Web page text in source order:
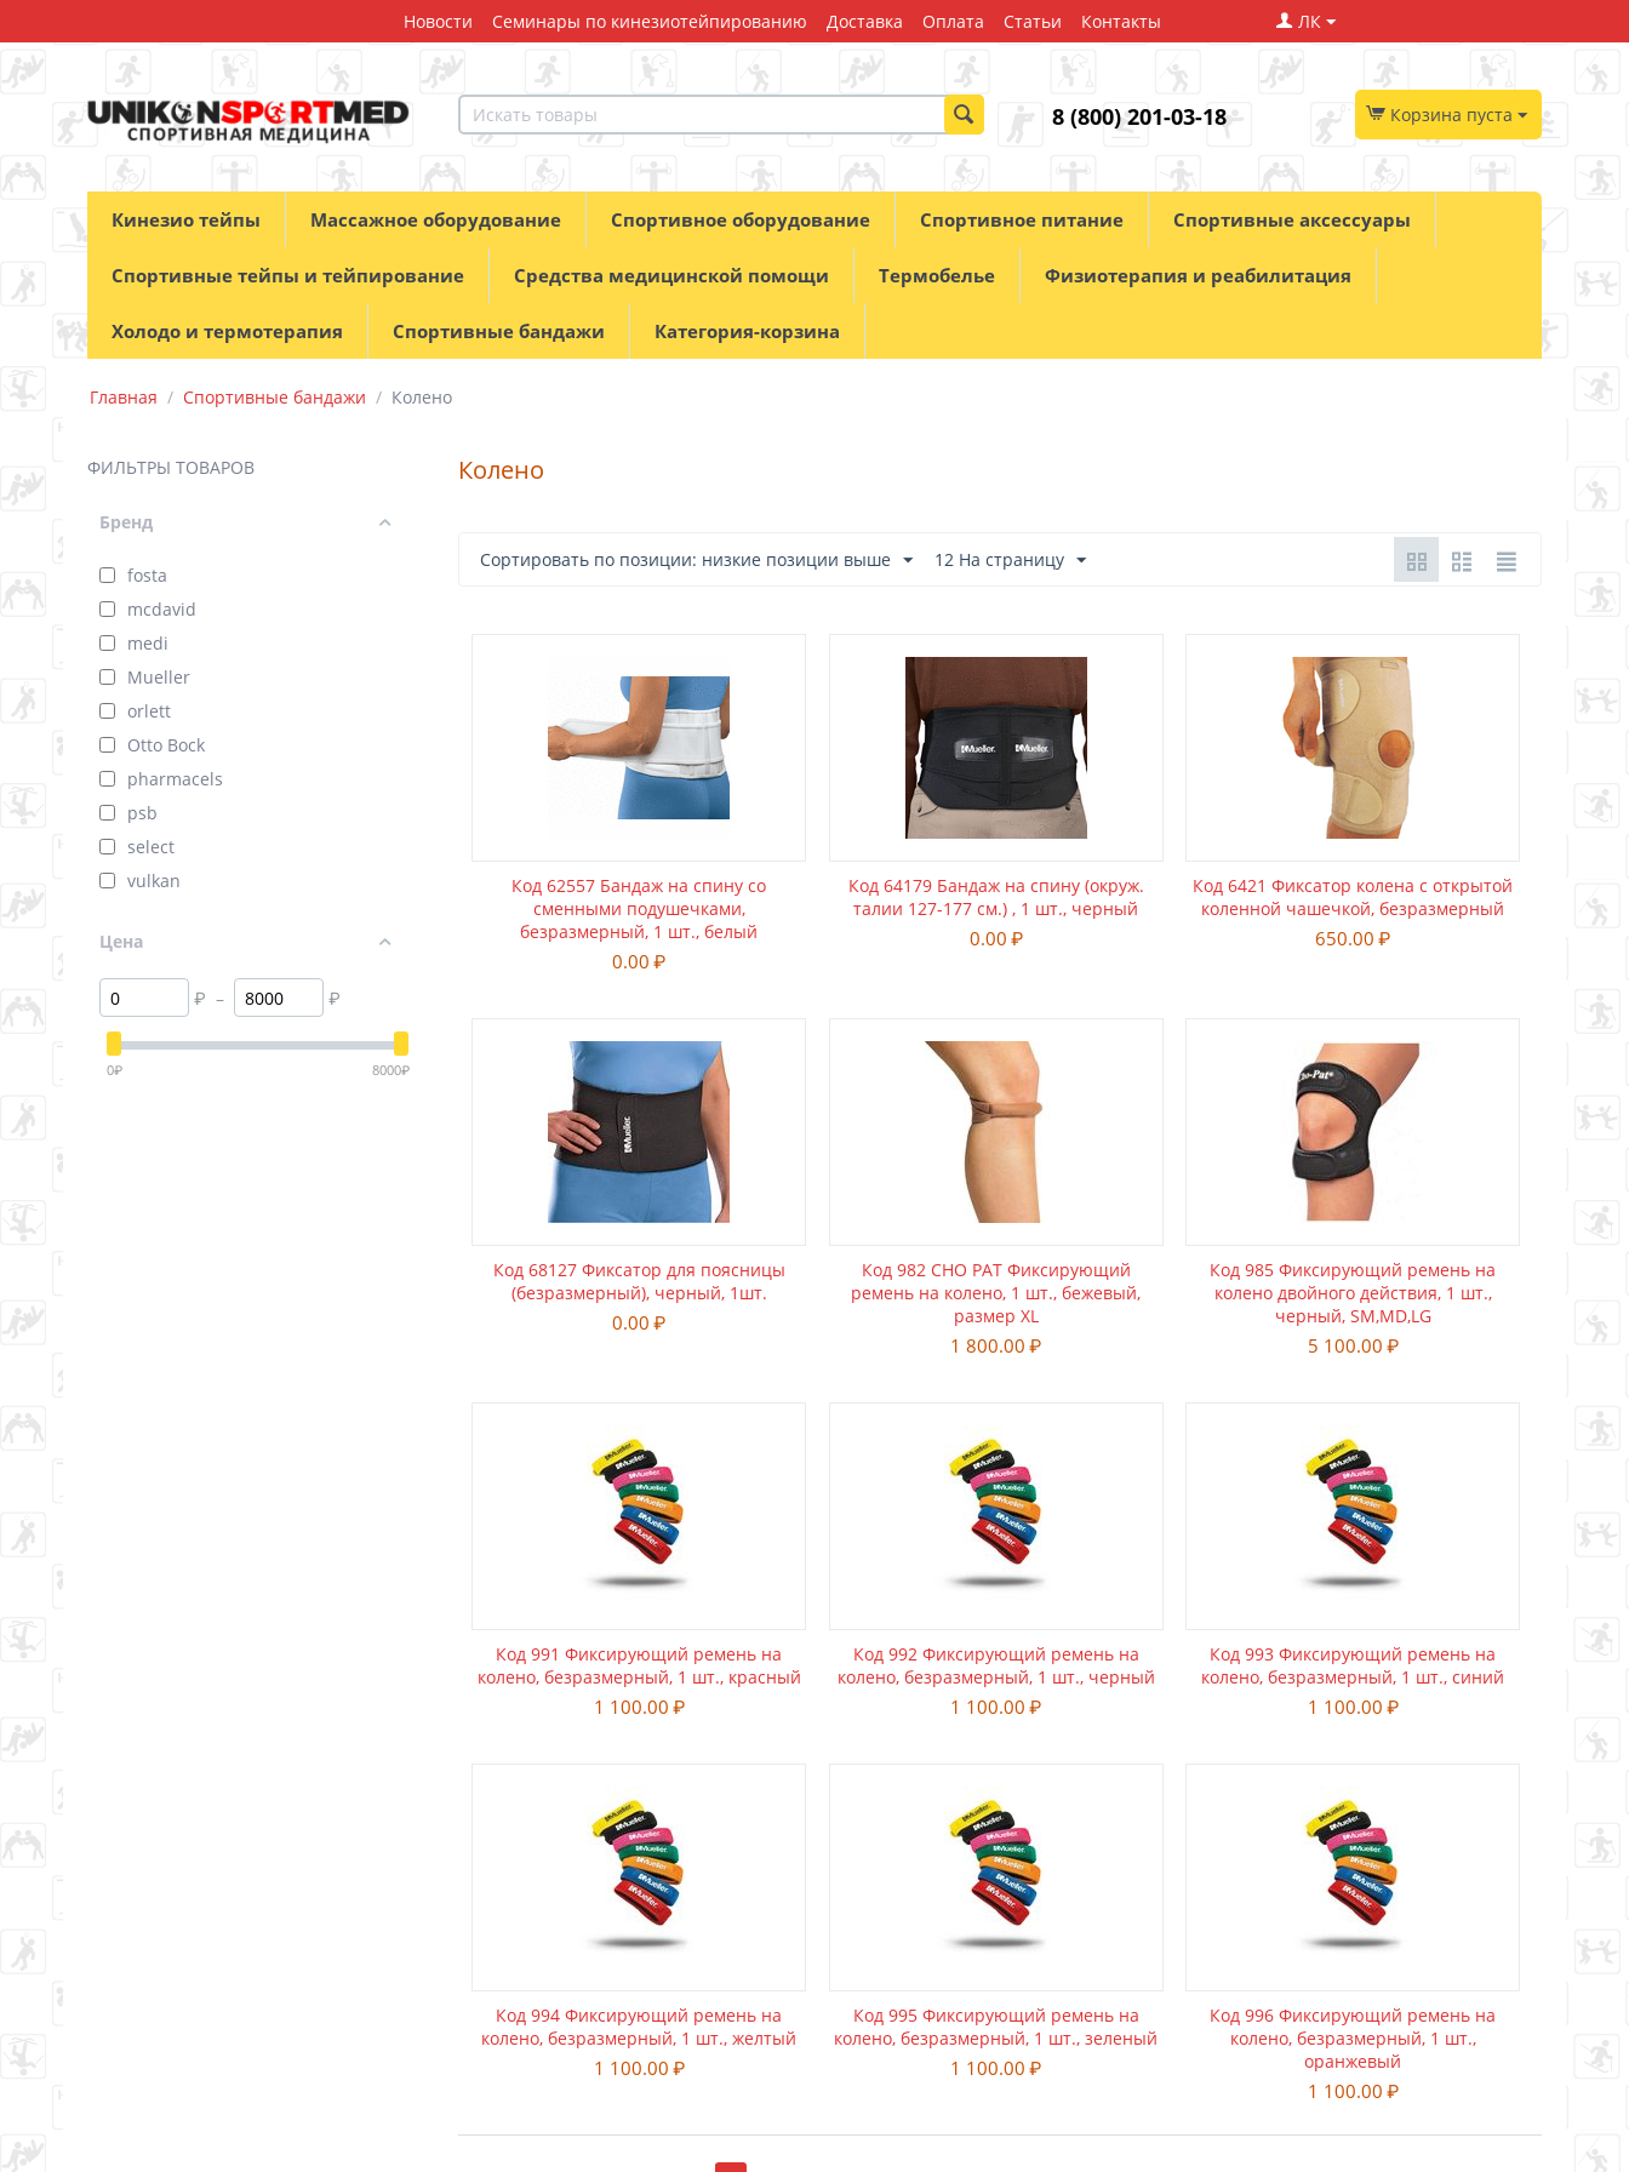
Новости Семинары по кинезиотейпированию Доставка Оплата Статьи Контакты ЛК
8 (800) 201-03-18 Корзина пуста
Кинезио тейпы Массажное оборудование Спортивное оборудование Спортивное питание Спортивные аксессуары
Спортивные тейпы и тейпирование Средства медицинской помощи Термобелье Физиотерапия и реабилитация
Холодо и термотерапия Спортивные бандажи Категория-корзина
Главная / Спортивные бандажи / Колено
ФИЛЬТРЫ ТОВАРОВ
Бренд
fosta
mcdavid
medi
Mueller
orlett
Otto Bock
pharmacels
psb
select
vulkan
Цена
₽ – ₽
0₽ 8000₽
Колено
Сортировать по позиции: низкие позиции выше 12 На страницу
Код 62557 Бандаж на спину со
сменными подушечками,
безразмерный, 1 шт., белый
0.00 ₽
Код 64179 Бандаж на спину (окруж.
талии 127-177 см.) , 1 шт., черный
0.00 ₽
Код 6421 Фиксатор колена с открытой
коленной чашечкой, безразмерный
650.00 ₽
Код 68127 Фиксатор для поясницы
(безразмерный), черный, 1шт.
0.00 ₽
Код 982 CHO PAT Фиксирующий
ремень на колено, 1 шт., бежевый,
размер XL
1 800.00 ₽
Код 985 Фиксирующий ремень на
колено двойного действия, 1 шт.,
черный, SM,MD,LG
5 100.00 ₽
Код 991 Фиксирующий ремень на
колено, безразмерный, 1 шт., красный
1 100.00 ₽
Код 992 Фиксирующий ремень на
колено, безразмерный, 1 шт., черный
1 100.00 ₽
Код 993 Фиксирующий ремень на
колено, безразмерный, 1 шт., синий
1 100.00 ₽
Код 994 Фиксирующий ремень на
колено, безразмерный, 1 шт., желтый
1 100.00 ₽
Код 995 Фиксирующий ремень на
колено, безразмерный, 1 шт., зеленый
1 100.00 ₽
Код 996 Фиксирующий ремень на
колено, безразмерный, 1 шт.,
оранжевый
1 100.00 ₽